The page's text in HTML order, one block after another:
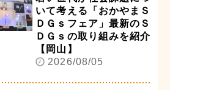
いて考える「おかやまＳ
ＤＧｓフェア」最新のＳ
ＤＧｓの取り組みを紹介
【岡山】
2026/08/05